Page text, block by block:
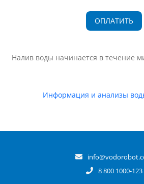
Налив воды начинается в течение
Информация и анализы
8 800 1000-123